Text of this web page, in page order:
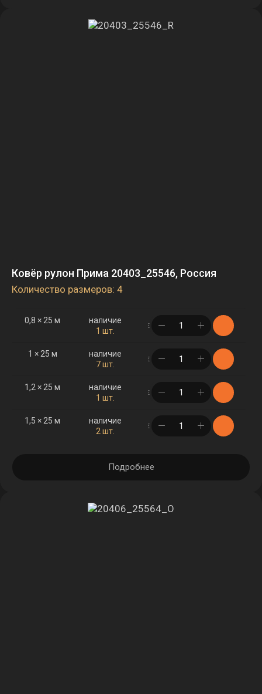
Ковёр рулон Прима 20403_25546, Россия
Количество размеров: 4
0,8 × 25 м
наличие
1 шт.
в корзине
1 × 25 м
наличие
7 шт.
в корзине
1,2 × 25 м
наличие
1 шт.
в корзине
1,5 × 25 м
наличие
2 шт.
в корзине
Подробнее